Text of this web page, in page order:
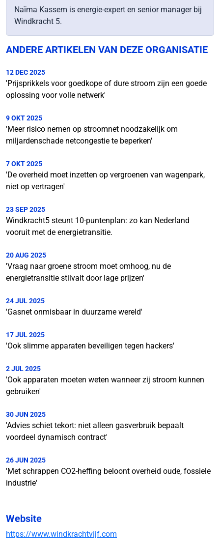
Naïma Kassem is energie-expert en senior manager bij
Windkracht 5.
ANDERE ARTIKELEN VAN DEZE ORGANISATIE
12 DEC 2025
'Prijsprikkels voor goedkope of dure stroom zijn een goede
oplossing voor volle netwerk'
9 OKT 2025
'Meer risico nemen op stroomnet noodzakelijk om
miljardenschade netcongestie te beperken'
7 OKT 2025
'De overheid moet inzetten op vergroenen van wagenpark,
niet op vertragen'
23 SEP 2025
Windkracht5 steunt 10-puntenplan: zo kan Nederland
vooruit met de energietransitie.
20 AUG 2025
'Vraag naar groene stroom moet omhoog, nu de
energietransitie stilvalt door lage prijzen'
24 JUL 2025
'Gasnet onmisbaar in duurzame wereld'
17 JUL 2025
'Ook slimme apparaten beveiligen tegen hackers'
2 JUL 2025
'Ook apparaten moeten weten wanneer zij stroom kunnen
gebruiken'
30 JUN 2025
'Advies schiet tekort: niet alleen gasverbruik bepaalt
voordeel dynamisch contract'
26 JUN 2025
'Met schrappen CO2-heffing beloont overheid oude, fossiele
industrie'
Website
https://www.windkrachtvijf.com